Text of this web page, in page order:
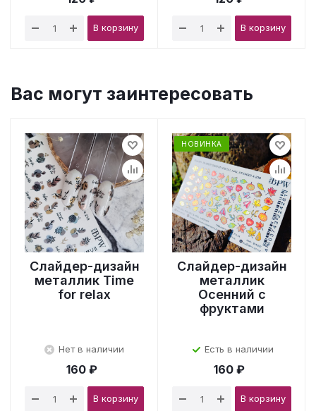
В корзину В корзину
Вас могут заинтересовать
Слайдер-дизайн
металлик Time
for relax
Нет в наличии
160 ₽
В корзину
НОВИНКА
Слайдер-дизайн
металлик
Осенний с
фруктами
Есть в наличии
160 ₽
В корзину